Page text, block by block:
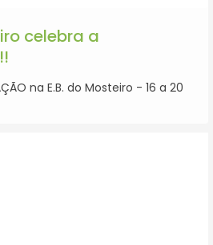
celebra a
na E.B. do Mosteiro - 16 a 20